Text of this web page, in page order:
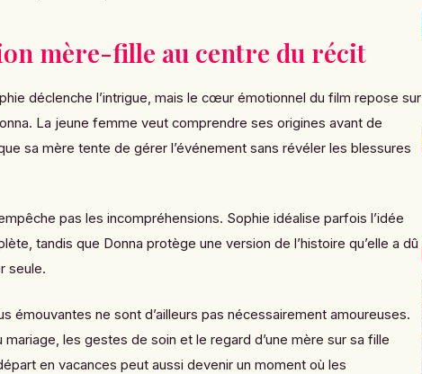
mère-fille au centre du récit
déclenche l’intrigue, mais le cœur émotionnel du film repose sur
La jeune femme veut comprendre ses origines avant de
sa mère tente de gérer l’événement sans révéler les blessures
pas les incompréhensions. Sophie idéalise parfois l’idée
tandis que Donna protège une version de l’histoire qu’elle a dû
seule.
émouvantes ne sont d’ailleurs pas nécessairement amoureuses.
les gestes de soin et le regard d’une mère sur sa fille
en vacances peut aussi devenir un moment où les